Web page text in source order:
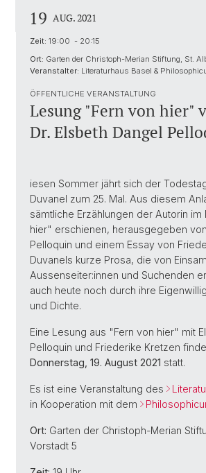
19 AUG. 2021
Zeit: 19:00 - 20:15
Ort: Garten der Christoph-Merian Stiftung, St.
Veranstalter: Literaturhaus Basel &
ÖFFENTLICHE VERANSTALTUNG
Lesung "Fern von hier"
Dr. Elsbeth Dangel
iesen Sommer jährt sich der
Duvanel zum 25. Mal. Aus diesem
sämtliche Erzählungen der Autorin im
hier" erschienen, herausgegeben
Pelloquin und einem Essay von
Duvanels kurze Prosa, die von
Aussenseiter:innen und Suchenden
auch heute noch durch ihre
und Dichte.
Eine Lesung aus "Fern von hier" mit
Pelloquin und Friederike Kretzen
Donnerstag, 19. August 2021 statt.
Es ist eine Veranstaltung des
in Kooperation mit dem
Ort: Garten der Christoph-Merian
Vorstadt 5